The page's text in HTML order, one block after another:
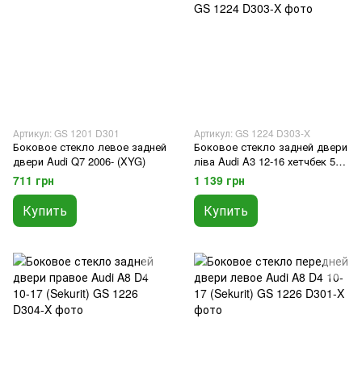
Артикул: GS 1201 D301
Боковое стекло левое задней
двери Audi Q7 2006- (XYG)
711 грн
Купить
Артикул: GS 1224 D303-X
Боковое стекло задней двери
ліва Audi A3 12-16 хетчбек 5
двери (Sekurit)
1 139 грн
Купить